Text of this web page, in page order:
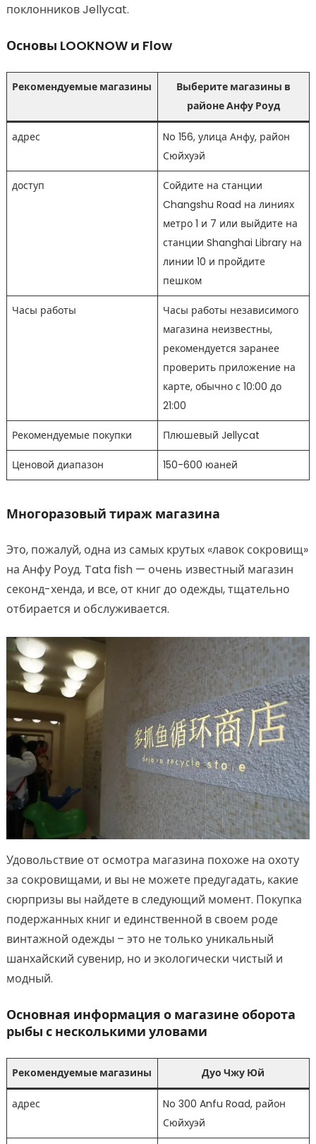
поклонников Jellycat.
Основы LOOKNOW и Flow
Рекомендуемые магазины
Выберите магазины в
районе Анфу Роуд
адрес
No 156, улица Анфу, район
Сюйхуэй
доступ
Сойдите на станции
Changshu Road на линиях
метро 1 и 7 или выйдите на
станции Shanghai Library на
линии 10 и пройдите
пешком
Часы работы
Часы работы независимого
магазина неизвестны,
рекомендуется заранее
проверить приложение на
карте, обычно с 10:00 до
21:00
Рекомендуемые покупки Плюшевый Jellycat
Ценовой диапазон 150-600 юаней
Многоразовый тираж магазина
Это, пожалуй, одна из самых крутых «лавок сокровищ»
на Анфу Роуд. Tata fish — очень известный магазин
секонд-хенда, и все, от книг до одежды, тщательно
отбирается и обслуживается.
Удовольствие от осмотра магазина похоже на охоту
за сокровищами, и вы не можете предугадать, какие
сюрпризы вы найдете в следующий момент. Покупка
подержанных книг и единственной в своем роде
винтажной одежды – это не только уникальный
шанхайский сувенир, но и экологически чистый и
модный.
Основная информация о магазине оборота
рыбы с несколькими уловами
Рекомендуемые магазины Дуо Чжу Юй
адрес
No 300 Anfu Road, район
Сюйхуэй